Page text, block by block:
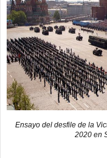
Ensayo del desfile de la
2020 en